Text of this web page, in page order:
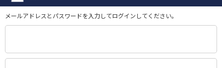
メールアドレスとパスワードを入力してログインしてください。